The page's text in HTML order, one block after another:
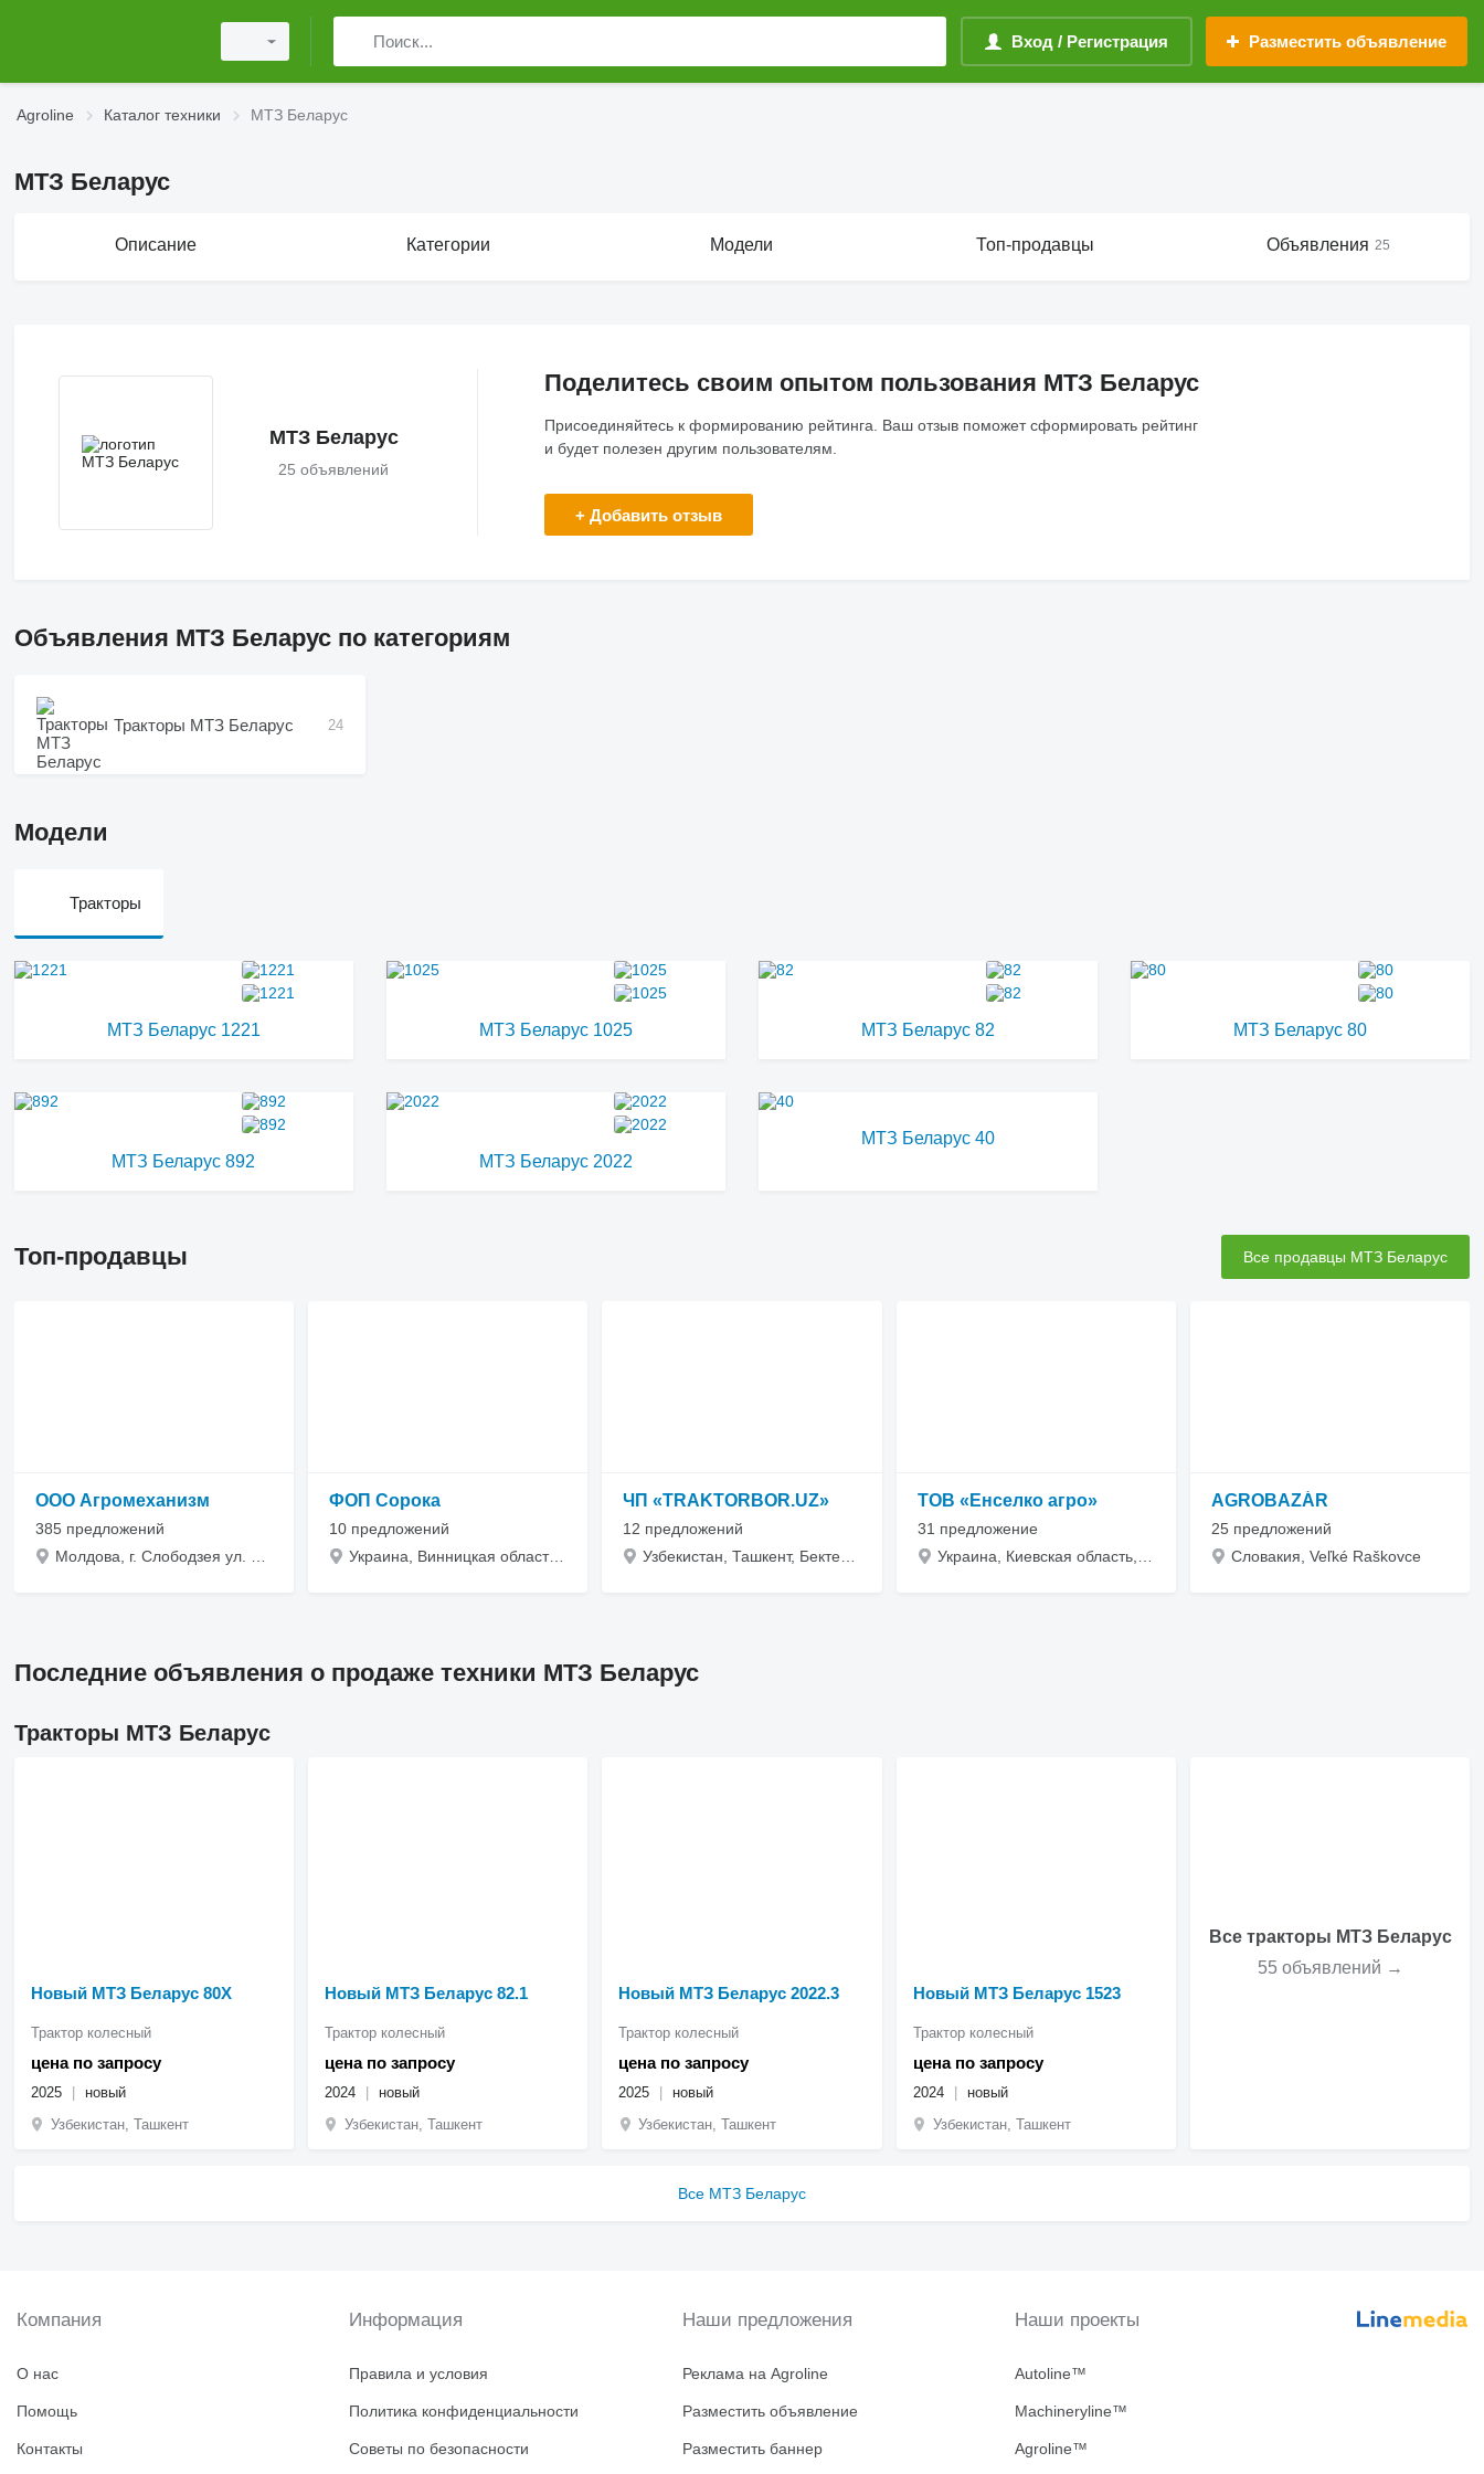
Вход / Регистрация Разместить объявление
Agroline Каталог техники МТЗ Беларус
МТЗ Беларус
Описание Категории Модели Топ-продавцы Объявления 25
МТЗ Беларус
25 объявлений
Поделитесь своим опытом пользования МТЗ Беларус
Присоединяйтесь к формированию рейтинга. Ваш отзыв поможет сформировать рейтинг
и будет полезен другим пользователям.
+ Добавить отзыв
Объявления МТЗ Беларус по категориям
Тракторы МТЗ Беларус 24
Модели
Тракторы
МТЗ Беларус 1221 МТЗ Беларус 1025 МТЗ Беларус 82 МТЗ Беларус 80
МТЗ Беларус 892 МТЗ Беларус 2022
МТЗ Беларус 40
Топ-продавцы Все продавцы МТЗ Беларус
ООО Агромеханизм
385 предложений
ФОП Сорока
10 предложений
Украина, Винницкая область, Стрижавка
ЧП «TRAKTORBOR.UZ»
12 предложений
ТОВ «Енселко агро»
31 предложение
AGROBAZÁR
25 предложений
Словакия, Veľké Raškovce
Последние объявления о продаже техники МТЗ Беларус
Тракторы МТЗ Беларус
Новый МТЗ Беларус 80Х
цена по запросу
Трактор колесный
2025
новый
Узбекистан, Ташкент
Новый МТЗ Беларус 82.1
цена по запросу
Трактор колесный
2024
новый
Узбекистан, Ташкент
Новый МТЗ Беларус 2022.3
цена по запросу
Трактор колесный
2025
новый
Узбекистан, Ташкент
Новый МТЗ Беларус 1523
цена по запросу
Трактор колесный
2024
новый
Узбекистан, Ташкент
Все тракторы МТЗ Беларус
55 объявлений →
Все МТЗ Беларус
Компания
О нас
Помощь
Контакты
Информация
Правила и условия
Политика конфиденциальности
Советы по безопасности
Наши предложения
Реклама на Agroline
Разместить объявление
Разместить баннер
Наши проекты
Autoline™
Machineryline™
Agroline™